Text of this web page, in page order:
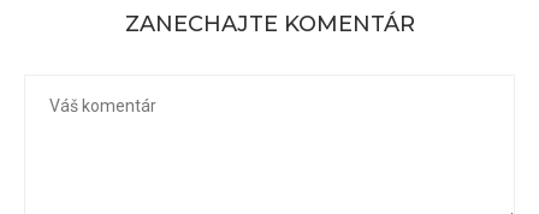
ZANECHAJTE KOMENTÁR